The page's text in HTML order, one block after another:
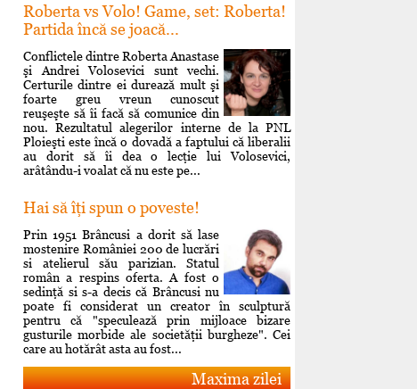
Roberta vs Volo! Game, set: Roberta!
Partida încă se joacă...
Conflictele dintre Roberta Anastase
şi Andrei Volosevici sunt vechi.
Certurile dintre ei durează mult şi
foarte greu vreun cunoscut
reuşeşte să îi facă să comunice din
nou. Rezultatul alegerilor interne de la PNL
Ploieşti este încă o dovadă a faptului că liberalii
au dorit să îi dea o lecţie lui Volosevici,
arâtându-i voalat că nu este pe...
Hai să îţi spun o poveste!
Prin 1951 Brâncusi a dorit să lase
mostenire României 200 de lucrări
si atelierul său parizian. Statul
român a respins oferta. A fost o
sedinţă si s-a decis că Brâncusi nu
poate fi considerat un creator în sculptură
pentru că "speculează prin mijloace bizare
gusturile morbide ale societăţii burgheze". Cei
care au hotărât asta au fost...
Maxima zilei